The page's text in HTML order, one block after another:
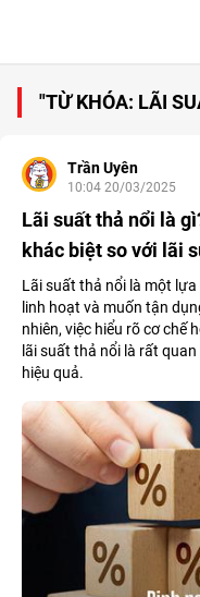
"TỪ KHÓA: LÃI
Trần Uyên
10:04 20/03/2025
Lãi suất thả nổi là
khác biệt so với lãi
Lãi suất thả nổi là một
linh hoạt và muốn tận
nhiên, việc hiểu rõ cơ chế
lãi suất thả nổi là rất
hiệu quả.